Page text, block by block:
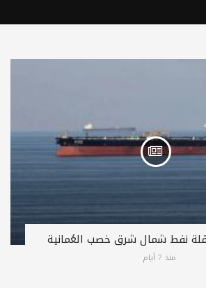
نفط شمال شرق خصب العُمانية
منذ 7 أيام